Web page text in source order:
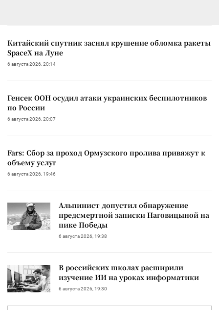
Китайский спутник заснял крушение обломка ракеты
SpaceX на Луне
6 августа 2026, 20:14
Генсек ООН осудил атаки украинских беспилотников
по России
6 августа 2026, 20:07
Fars: Сбор за проход Ормузского пролива привяжут к
объему услуг
6 августа 2026, 19:46
Альпинист допустил обнаружение
предсмертной записки Наговицыной на
пике Победы
6 августа 2026, 19:38
В российских школах расширили
изучение ИИ на уроках информатики
6 августа 2026, 19:30